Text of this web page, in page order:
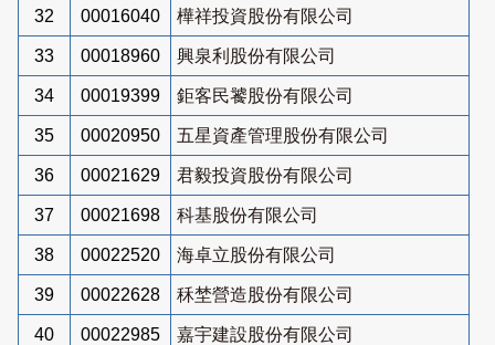
32 00016040 樺祥投資股份有限公司
33 00018960 興泉利股份有限公司
34 00019399 鉅客民饕股份有限公司
35 00020950 五星資產管理股份有限公司
36 00021629 君毅投資股份有限公司
37 00021698 科基股份有限公司
38 00022520 海卓立股份有限公司
39 00022628 秝埜營造股份有限公司
40 00022985 嘉宇建設股份有限公司